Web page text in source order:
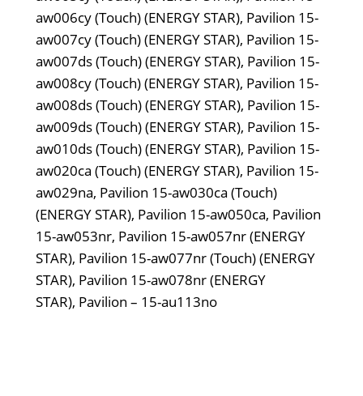
aw006cy (Touch) (ENERGY STAR), Pavilion 15-
aw007cy (Touch) (ENERGY STAR), Pavilion 15-
aw007ds (Touch) (ENERGY STAR), Pavilion 15-
aw008cy (Touch) (ENERGY STAR), Pavilion 15-
aw008ds (Touch) (ENERGY STAR), Pavilion 15-
aw009ds (Touch) (ENERGY STAR), Pavilion 15-
aw010ds (Touch) (ENERGY STAR), Pavilion 15-
aw020ca (Touch) (ENERGY STAR), Pavilion 15-
aw029na, Pavilion 15-aw030ca (Touch)
(ENERGY STAR), Pavilion 15-aw050ca, Pavilion
15-aw053nr, Pavilion 15-aw057nr (ENERGY
STAR), Pavilion 15-aw077nr (Touch) (ENERGY
STAR), Pavilion 15-aw078nr (ENERGY
STAR), Pavilion – 15-au113no